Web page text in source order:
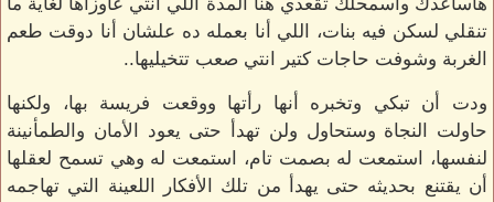
تنقلي لسكن فيه بنات، اللي أنا بعمله ده علشان أنا دوقت طعم
الغربة وشوفت حاجات كتير انتي صعب تتخيليها..
ودت أن تبكي وتخبره أنها رأتها ووقعت فريسة بها، ولكنها
حاولت النجاة وستحاول ولن تهدأ حتى يعود الأمان والطمأنينة
لنفسها، استمعت له بصمت تام، استمعت له وهي تسمح لعقلها
أن يقتنع بحديثه حتى يهدأ من تلك الأفكار اللعينة التي تهاجمه